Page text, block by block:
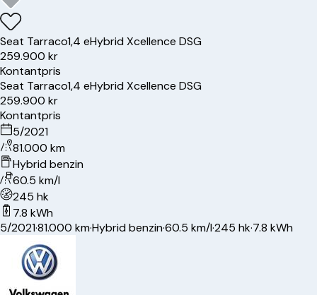
Seat Tarraco1,4 eHybrid Xcellence DSG
259.900 kr
Kontantpris
Seat Tarraco1,4 eHybrid Xcellence DSG
259.900 kr
Kontantpris
5/2021
81.000 km
Hybrid benzin
60.5 km/l
245 hk
7.8 kWh
5/2021·81.000 km·Hybrid benzin·60.5 km/l·245 hk·7.8 kWh